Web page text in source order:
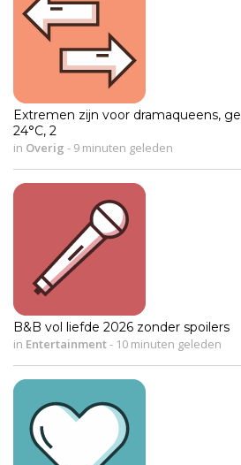
Extremen zijn voor dramaqueens,
24°C, 2
in Overig - 9 minuten geleden
B&B vol liefde 2026 zonder spoilers
in Entertainment- 10 minuten geleden